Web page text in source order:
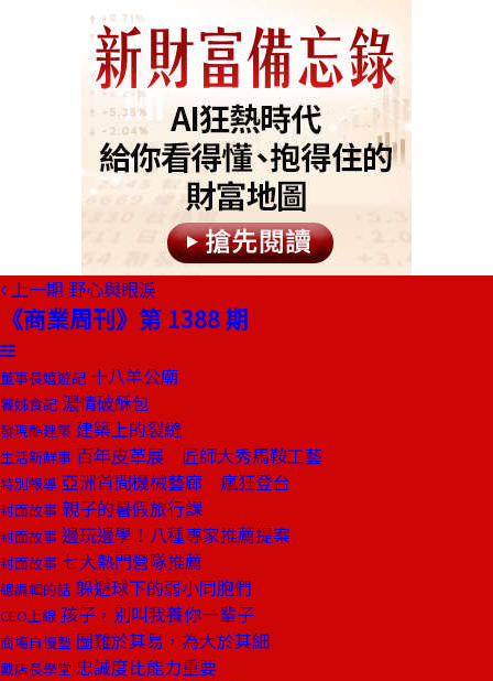
上一期 野心與眼淚
《商業周刊》第 1388 期
董事長嬉遊記 十八羊公廟
饕姊食記 濃情破酥包
發現酷建築 建築上的裂縫
生活新鮮事 百年皮革展 匠師大秀馬鞍工藝
特別報導 亞洲首間機械藝廊 瘋狂登台
封面故事 親子的暑假旅行課
封面故事 邊玩邊學！八種專家推薦提案
封面故事 七大熱門營隊推薦
總編輯的話 躲避球下的弱小同胞們
CEO上線 孩子，別叫我養你一輩子
商場自慢塾 圖難於其易，為大於其細
戴店長學堂 忠誠度比能力重要